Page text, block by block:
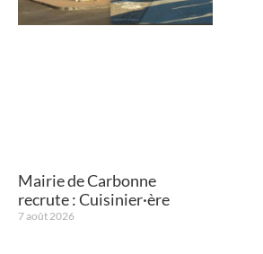
Mairie de Carbonne
recrute : Cuisinier·ère
7 août 2026